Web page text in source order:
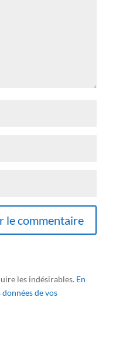
les indésirables. En
de vos